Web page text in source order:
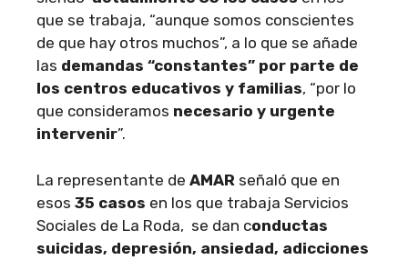
que se trabaja, “aunque somos conscientes
de que hay otros muchos”, a lo que se añade
las demandas “constantes” por parte de
los centros educativos y familias, “por lo
que consideramos necesario y urgente
intervenir”.
La representante de AMAR señaló que en
esos 35 casos en los que trabaja Servicios
Sociales de La Roda, se dan conductas
suicidas, depresión, ansiedad, adicciones